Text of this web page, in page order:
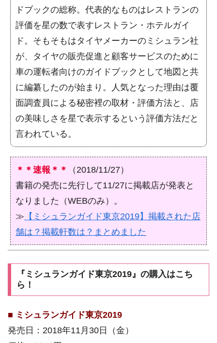
ドブックの総称。代表的なものはレストランの
評価を星の数で表すレストラン・ホテルガイ
ド。そもそもはタイヤメーカーのミシュラン社
が、タイヤの販売促進と顧客サービスのために
車の運転者向けのガイドブックとして地図と共
に編纂したのが始まり。人気となった理由は覆
面調査員による秘密裡の取材・評価方法と、店
の美味しさを星で表示するという評価方法だと
言われている。
＊＊速報＊＊
（2018/11/27）
書籍の発売に先行して11/27に掲載店が発表と
なりました（WEBのみ）。
≫ 【ミシュランガイド東京2019】掲載された店
舗は？掲載軒数は？まとめました
『ミシュランガイド東京2019』の購入はこち
ら！
■ ミシュランガイド東京2019
発売日：2018年11月30日（金）